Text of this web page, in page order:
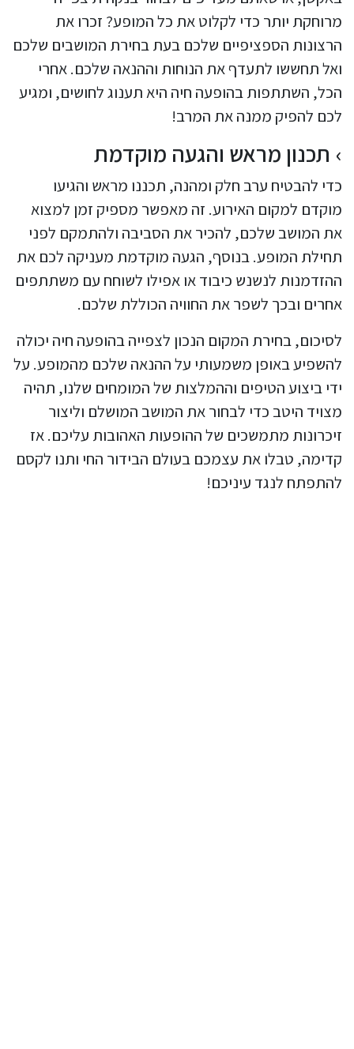
מרוחקת יותר כדי לקלוט את כל המופע? זכרו את
הרצונות הספציפיים שלכם בעת בחירת המושבים שלכם
ואל תחששו לתעדף את הנוחות וההנאה שלכם. אחרי
הכל, השתתפות בהופעה חיה היא תענוג לחושים, ומגיע
לכם להפיק ממנה את המרב!
תכנון מראש והגעה מוקדמת
כדי להבטיח ערב חלק ומהנה, תכננו מראש והגיעו
מוקדם למקום האירוע. זה מאפשר מספיק זמן למצוא
את המושב שלכם, להכיר את הסביבה ולהתמקם לפני
תחילת המופע. בנוסף, הגעה מוקדמת מעניקה לכם את
ההזדמנות לנשנש כיבוד או אפילו לשוחח עם משתתפים
אחרים ובכך לשפר את החוויה הכוללת שלכם.
לסיכום, בחירת המקום הנכון לצפייה בהופעה חיה יכולה
להשפיע באופן משמעותי על ההנאה שלכם מהמופע. על
ידי ביצוע הטיפים וההמלצות של המומחים שלנו, תהיה
מצויד היטב כדי לבחור את המושב המושלם וליצור
זיכרונות מתמשכים של ההופעות האהובות עליכם. אז
קדימה, טבלו את עצמכם בעולם הבידור החי ותנו לקסם
להתפתח לנגד עיניכם!